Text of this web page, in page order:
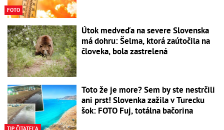
FOTO
Útok medveďa na severe Slovenska
má dohru: Šelma, ktorá zaútočila na
človeka, bola zastrelená
TIP ČITATEĽA
Toto že je more? Sem by ste nestrčili
ani prst! Slovenka zažila v Turecku
šok: FOTO Fuj, totálna bačorina